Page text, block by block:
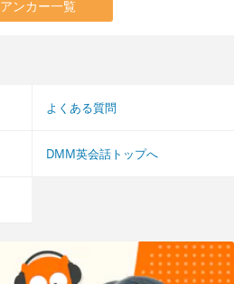
アンカー一覧
よくある質問
DMM英会話トップへ